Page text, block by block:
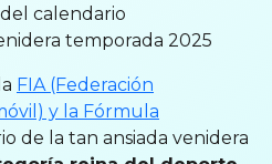
calendario
temporada 2025
FIA (Federación
y la Fórmula
de la tan ansiada venidera